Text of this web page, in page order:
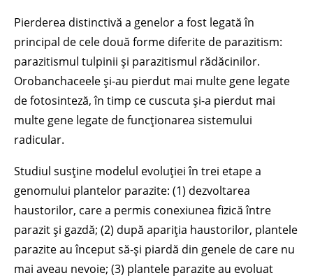
Pierderea distinctivă a genelor a fost legată în
principal de cele două forme diferite de parazitism:
parazitismul tulpinii și parazitismul rădăcinilor.
Orobanchaceele și-au pierdut mai multe gene legate
de fotosinteză, în timp ce cuscuta și-a pierdut mai
multe gene legate de funcționarea sistemului
radicular.
Studiul susține modelul evoluției în trei etape a
genomului plantelor parazite: (1) dezvoltarea
haustorilor, care a permis conexiunea fizică între
parazit și gazdă; (2) după apariția haustorilor, plantele
parazite au început să-și piardă din genele de care nu
mai aveau nevoie; (3) plantele parazite au evoluat